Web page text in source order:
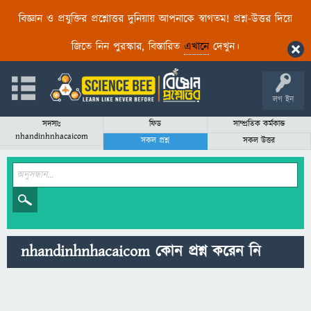
বিজ্ঞান ও প্রযুক্তির প্রশ্নোত্তর দুনিয়ায় আপনাকে স্বাগতম! প্রশ্ন-উত্তর দিয়ে
জিতে নিন পুরস্কার, বিস্তারিত এখানেদেখুন।
লগ ইন
সদস্যঃ
nhandinhnhacaicom
ফিড
সাম্প্রতিক কর্মকান্ড
সকল প্রশ্ন
সকল উত্তর
nhandinhnhacaicom কোন প্রশ্ন করেন নি